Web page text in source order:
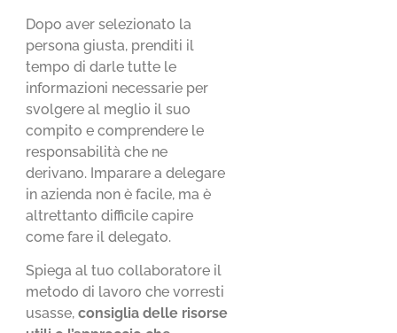
Dopo aver selezionato la
persona giusta, prenditi il
tempo di darle tutte le
informazioni necessarie per
svolgere al meglio il suo
compito e comprendere le
responsabilità che ne
derivano. Imparare a delegare
in azienda non è facile, ma è
altrettanto difficile capire
come fare il delegato.
Spiega al tuo collaboratore il
metodo di lavoro che vorresti
usasse,consiglia delle risorse